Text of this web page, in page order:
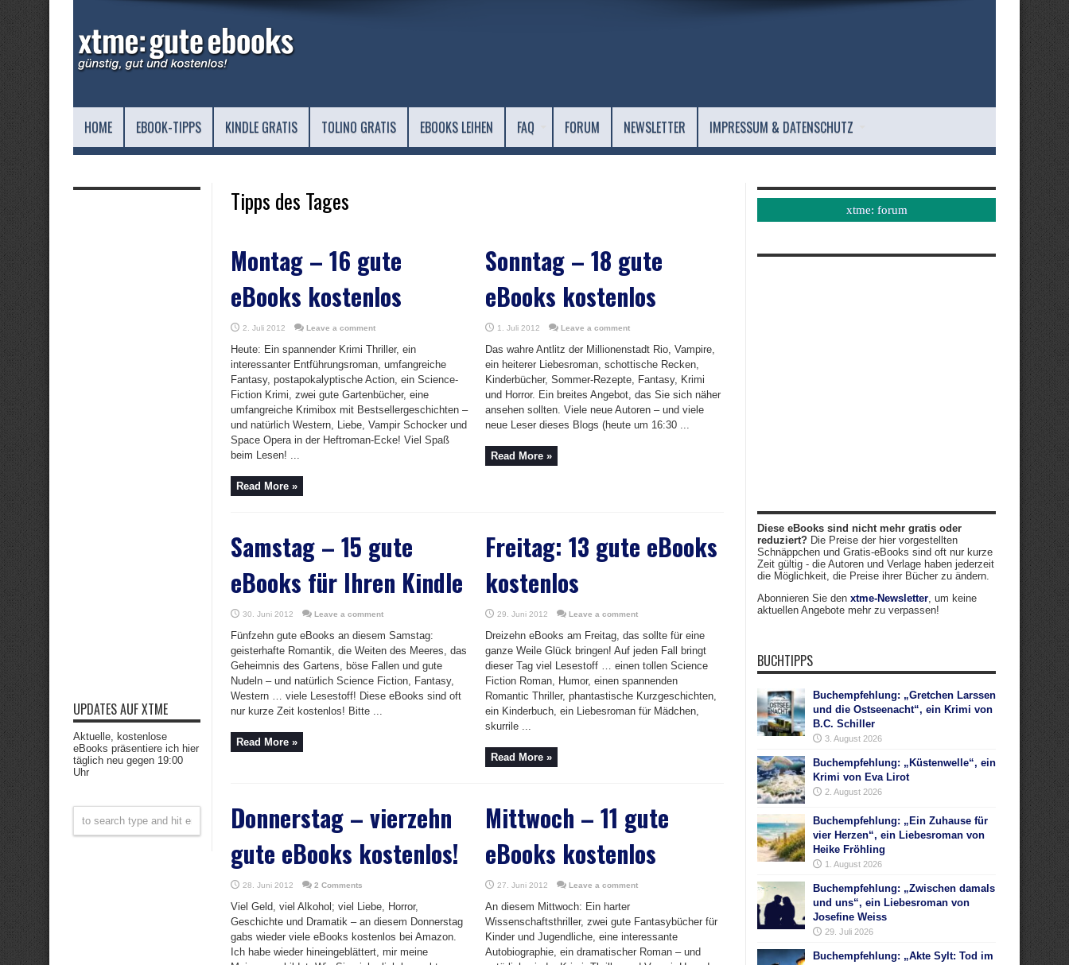
HOME EBOOK-TIPPS KINDLE GRATIS TOLINO GRATIS EBOOKS LEIHEN FAQ FORUM NEWSLETTER IMPRESSUM & DATENSCHUTZ
Tipps des Tages
Montag – 16 gute
eBooks kostenlos
2. Juli 2012 Leave a comment
Heute: Ein spannender Krimi Thriller, ein
interessanter Entführungsroman, umfangreiche
Fantasy, postapokalyptische Action, ein Science-
Fiction Krimi, zwei gute Gartenbücher, eine
umfangreiche Krimibox mit Bestsellergeschichten –
und natürlich Western, Liebe, Vampir Schocker und
Space Opera in der Heftroman-Ecke! Viel Spaß
beim Lesen! ...
Read More »
Sonntag – 18 gute
eBooks kostenlos
1. Juli 2012 Leave a comment
Das wahre Antlitz der Millionenstadt Rio, Vampire,
ein heiterer Liebesroman, schottische Recken,
Kinderbücher, Sommer-Rezepte, Fantasy, Krimi
und Horror. Ein breites Angebot, das Sie sich näher
ansehen sollten. Viele neue Autoren – und viele
neue Leser dieses Blogs (heute um 16:30 ...
Read More »
Samstag – 15 gute
eBooks für Ihren Kindle
30. Juni 2012 Leave a comment
Fünfzehn gute eBooks an diesem Samstag:
geisterhafte Romantik, die Weiten des Meeres, das
Geheimnis des Gartens, böse Fallen und gute
Nudeln – und natürlich Science Fiction, Fantasy,
Western … viele Lesestoff! Diese eBooks sind oft
nur kurze Zeit kostenlos! Bitte ...
Read More »
Freitag: 13 gute eBooks
kostenlos
29. Juni 2012 Leave a comment
Dreizehn eBooks am Freitag, das sollte für eine
ganze Weile Glück bringen! Auf jeden Fall bringt
dieser Tag viel Lesestoff … einen tollen Science
Fiction Roman, Humor, einen spannenden
Romantic Thriller, phantastische Kurzgeschichten,
ein Kinderbuch, ein Liebesroman für Mädchen,
skurrile ...
Read More »
Donnerstag – vierzehn
gute eBooks kostenlos!
28. Juni 2012 2 Comments
Viel Geld, viel Alkohol; viel Liebe, Horror,
Geschichte und Dramatik – an diesem Donnerstag
gabs wieder viele eBooks kostenlos bei Amazon.
Ich habe wieder hineingeblättert, mir meine
Mittwoch – 11 gute
eBooks kostenlos
27. Juni 2012 Leave a comment
An diesem Mittwoch: Ein harter
Wissenschaftsthriller, zwei gute Fantasybücher für
Kinder und Jugendliche, eine interessante
Autobiographie, ein dramatischer Roman – und
UPDATES AUF XTME
Aktuelle, kostenlose
eBooks präsentiere ich hier
täglich neu gegen 19:00
Uhr
xtme: forum
Diese eBooks sind nicht mehr gratis oder
reduziert? Die Preise der hier vorgestellten
Schnäppchen und Gratis-eBooks sind oft nur kurze
Zeit gültig - die Autoren und Verlage haben jederzeit
die Möglichkeit, die Preise ihrer Bücher zu ändern.
Abonnieren Sie den xtme-Newsletter, um keine
aktuellen Angebote mehr zu verpassen!
BUCHTIPPS
Buchempfehlung: „Gretchen Larssen
und die Ostseenacht“, ein Krimi von
B.C. Schiller
3. August 2026
Buchempfehlung: „Küstenwelle“, ein
Krimi von Eva Lirot
2. August 2026
Buchempfehlung: „Ein Zuhause für
vier Herzen“, ein Liebesroman von
Heike Fröhling
1. August 2026
Buchempfehlung: „Zwischen damals
und uns“, ein Liebesroman von
Josefine Weiss
29. Juli 2026
Buchempfehlung: „Akte Sylt: Tod im